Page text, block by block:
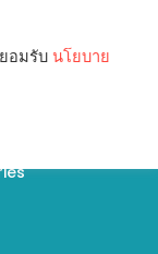
อมรับ นโยบาย